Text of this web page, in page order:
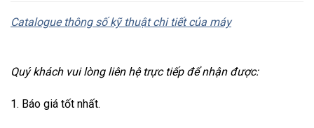
Catalogue thông số kỹ thuật chi tiết của máy
Quý khách vui lòng liên hệ trực tiếp để nhận được:
1. Báo giá tốt nhất.